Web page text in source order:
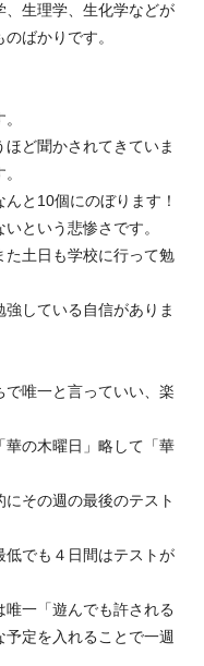
生理学、 生化学などが
ばかりです。
ど聞かされてきていま
と10個にのぼります！
という悲惨さです。
た土日も学校に行って勉
している自信がありま
唯一と言っていい、 楽
の木曜日」略して「華
にその週の最後のテスト
低でも４日間はテストが
唯一「遊んでも許される
予定を入れることで一週